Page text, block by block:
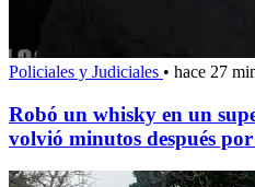
Policiales y Judiciales • hace 27
Robó un whisky en un
volvió minutos después